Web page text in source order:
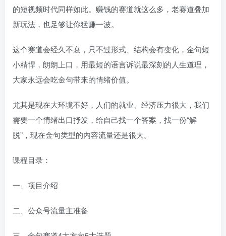
的短视频时代同样如此。赚钱的赛道就这么多，老赛道叠加
新玩法，也足够让你猛赚一波。
这个赛道会经久不衰，只不过形式、结构会有变化，金句短
小精悍，朗朗上口，用最短的语言诉说最深刻的人生道理，
大家永远会吃金句带来的情绪价值。
尤其是现在大环境不好，人们的就业、经济压力很大，我们
需要一个情绪出口抒发，给自己找一个答案，找一份“解
脱”，现在金句类型的内容流量还是很大。
课程目录：
一、项目介绍
二、公众号流量主准备